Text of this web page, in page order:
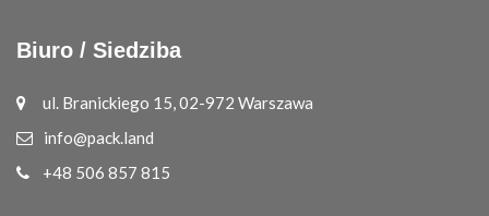
Biuro / Siedziba
ul. Branickiego 15, 02-972 Warszawa
info@pack.land
+48 506 857 815